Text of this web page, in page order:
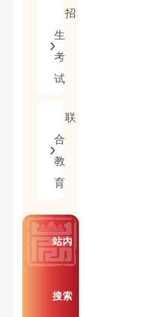
招
生
考
试
联
合
教
育
站内
搜索